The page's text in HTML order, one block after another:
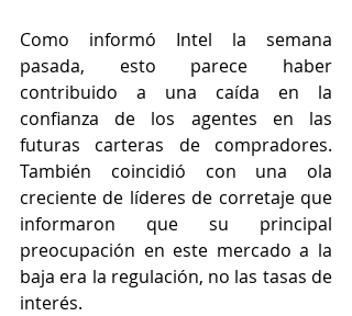
Como informó Intel la semana
pasada, esto parece haber
contribuido a una caída en la
confianza de los agentes en las
futuras carteras de compradores.
También coincidió con una ola
creciente de líderes de corretaje que
informaron que su principal
preocupación en este mercado a la
baja era la regulación, no las tasas de
interés.